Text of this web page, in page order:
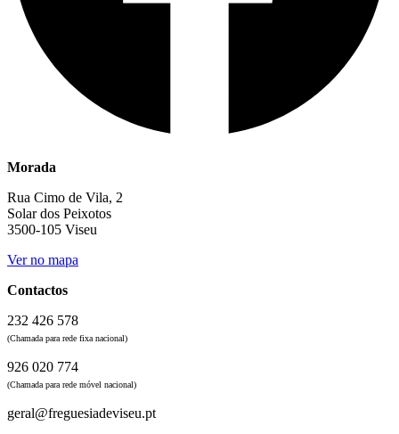
Morada
Rua Cimo de Vila, 2
Solar dos Peixotos
3500-105 Viseu
Ver no mapa
Contactos
232 426 578
(Chamada para rede fixa nacional)
926 020 774
(Chamada para rede móvel nacional)
geral@freguesiadeviseu.pt